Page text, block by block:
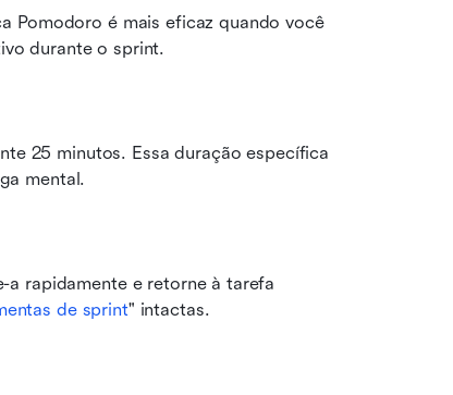
Pomodoro é mais eficaz quando você
durante o sprint.
25 minutos. Essa duração específica
mental.
a rapidamente e retorne à tarefa
de sprint" intactas.